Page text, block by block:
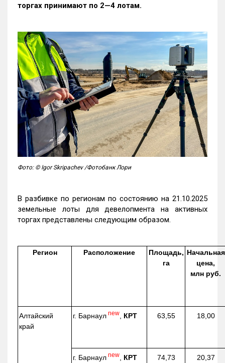
торгах принимают по 2—4 лотам.
Фото: © Igor Skripachev /Фотобанк Лори
В разбивке по регионам по состоянию на 21.10.2025
земельные лоты для девелопмента на активных
торгах представлены следующим образом.
Регион Расположение
Площадь,
га
Начальная
цена,
млн руб.
Алтайский
край
г. Барнаул new КРТ 63,55 18,00
г. Барнаул new КРТ 74,73 20,37